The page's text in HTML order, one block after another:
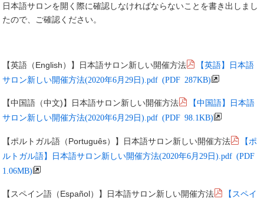
日本語サロンを開く際に確認しなければならないことを書き出しまし
たので、ご確認ください。
【英語（English）】日本語サロン新しい開催方法
【英語】日本語
サロン新しい開催方法(2020年6月29日).pdf (PDF 287KB)
【中国語（中文)】日本語サロン新しい開催方法
【中国語】日本語
サロン新しい開催方法(2020年6月29日).pdf (PDF 98.1KB)
【ポルトガル語（Português）】日本語サロン新しい開催方法
【ポ
ルトガル語】日本語サロン新しい開催方法(2020年6月29日).pdf (PDF
1.06MB)
【スペイン語（Español）】日本語サロン新しい開催方法
【スペイ